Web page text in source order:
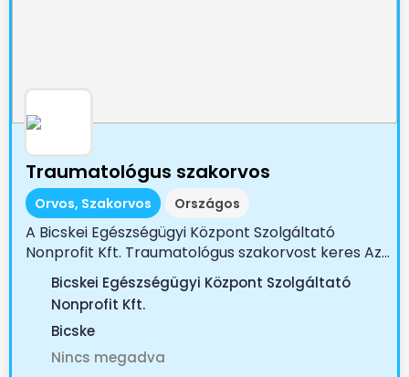
Traumatológus szakorvos
Orvos, Szakorvos Országos
A Bicskei Egészségügyi Központ Szolgáltató
Nonprofit Kft. Traumatológus szakorvost keres Az...
Bicskei Egészségügyi Központ Szolgáltató
Nonprofit Kft.
Bicske
Nincs megadva